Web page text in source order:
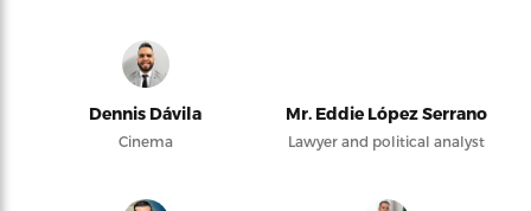
Dennis Dávila
Cinema
Mr. Eddie López Serrano
Lawyer and political analyst